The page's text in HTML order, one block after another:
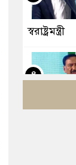
স্বরাষ্ট্রমন্ত্রী
৪